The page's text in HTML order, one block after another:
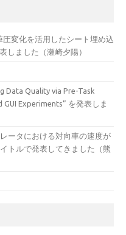
圧変化を活用したシート埋め込
しました（瀬崎夕陽）
Data Quality via Pre-Task
Experiments” を発表しま
ータにおける対向車の速度が
トルで発表してきました（熊